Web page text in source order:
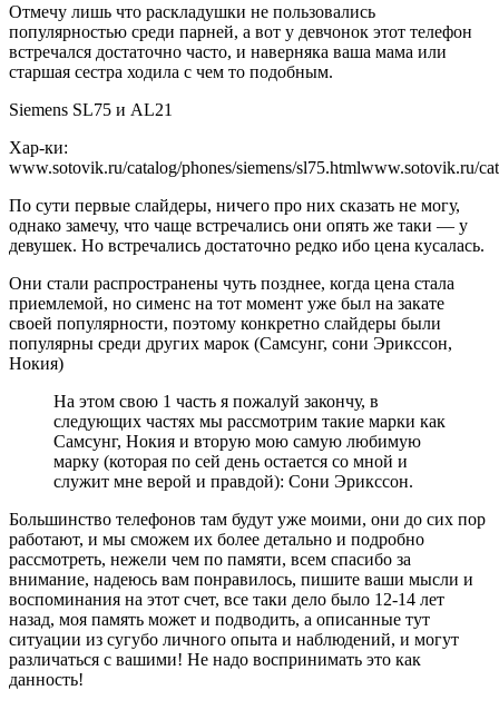
Отмечу лишь что раскладушки не пользовались
популярностью среди парней, а вот у девчонок этот телефон
встречался достаточно часто, и наверняка ваша мама или
старшая сестра ходила с чем то подобным.
Siemens SL75 и AL21
Хар-ки:
www.sotovik.ru/catalog/phones/siemens/sl75.htmlwww.sotovik.ru/
По сути первые слайдеры, ничего про них сказать не могу,
однако замечу, что чаще встречались они опять же таки — у
девушек. Но встречались достаточно редко ибо цена кусалась.
Они стали распространены чуть позднее, когда цена стала
приемлемой, но сименс на тот момент уже был на закате
своей популярности, поэтому конкретно слайдеры были
популярны среди других марок (Самсунг, сони Эрикссон,
Нокия)
На этом свою 1 часть я пожалуй закончу, в
следующих частях мы рассмотрим такие марки как
Самсунг, Нокия и вторую мою самую любимую
марку (которая по сей день остается со мной и
служит мне верой и правдой): Сони Эрикссон.
Большинство телефонов там будут уже моими, они до сих пор
работают, и мы сможем их более детально и подробно
рассмотреть, нежели чем по памяти, всем спасибо за
внимание, надеюсь вам понравилось, пишите ваши мысли и
воспоминания на этот счет, все таки дело было 12-14 лет
назад, моя память может и подводить, а описанные тут
ситуации из сугубо личного опыта и наблюдений, и могут
различаться с вашими! Не надо воспринимать это как
данность!